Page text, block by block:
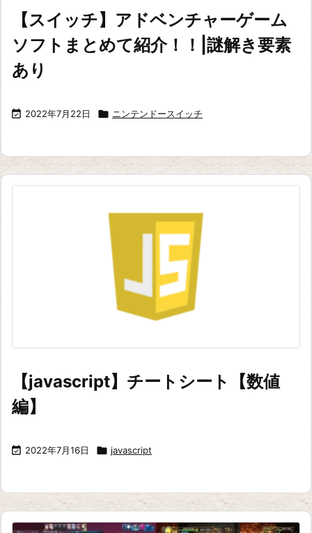
【スイッチ】アドベンチャーゲーム
ソフトまとめて紹介！！|謎解き要素
あり
 2022年7月22日  ニンテンドースイッチ
【javascript】チートシート【数値
編】
 2022年7月16日  javascript